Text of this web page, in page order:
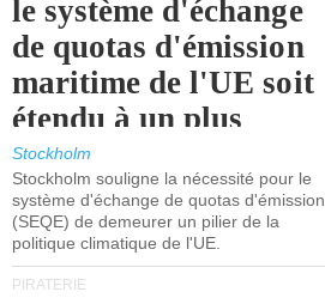
le système d'échange
de quotas d'émission
maritime de l'UE soit
étendu à un plus
grand nombre de
navires.
Stockholm
Stockholm souligne la nécessité pour le
système d'échange de quotas d'émission
(SEQE) de demeurer un pilier de la
politique climatique de l'UE.
PIRATERIE